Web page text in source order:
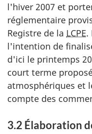
l'hiver 2007 et
réglementaire
Registre de la LCPE.
l'intention de
d'ici le printemps
court terme
atmosphériques et
compte des
3.2 Élaboration